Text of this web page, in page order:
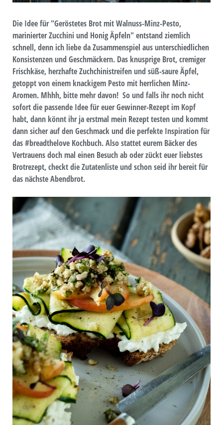
Die Idee für "Geröstetes Brot mit Walnuss-Minz-Pesto,
marinierter Zucchini und Honig Äpfeln" entstand ziemlich
schnell, denn ich liebe da Zusammenspiel aus unterschiedlichen
Konsistenzen und Geschmäckern. Das knusprige Brot, cremiger
Frischkäse, herzhafte Zuchchinistreifen und süß-saure Äpfel,
getoppt von einem knackigem Pesto mit herrlichen Minz-
Aromen. Mhhh, bitte mehr davon! So und falls ihr noch nicht
sofort die passende Idee für euer Gewinner-Rezept im Kopf
habt, dann könnt ihr ja erstmal mein Rezept testen und kommt
dann sicher auf den Geschmack und die perfekte Inspiration für
das #breadthelove Kochbuch. Also stattet eurem Bäcker des
Vertrauens doch mal einen Besuch ab oder zückt euer liebstes
Brotrezept, checkt die Zutatenliste und schon seid ihr bereit für
das nächste Abendbrot.